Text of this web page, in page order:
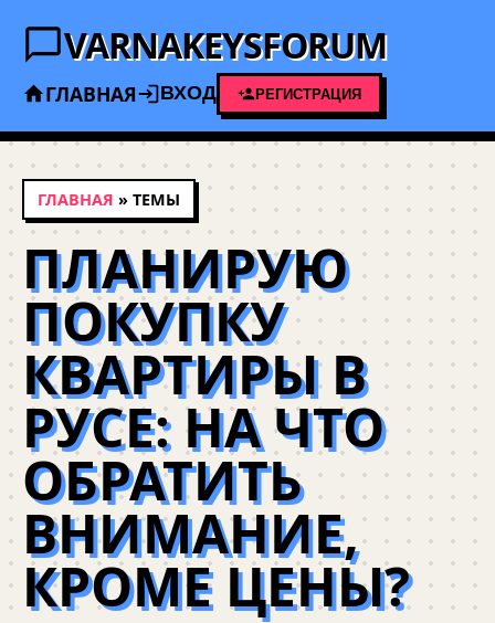
VARNAKEYSFORUM
ГЛАВНАЯ ВХОД РЕГИСТРАЦИЯ
ГЛАВНАЯ » ТЕМЫ
ПЛАНИРУЮ
ПОКУПКУ
КВАРТИРЫ В
РУСЕ: НА ЧТО
ОБРАТИТЬ
ВНИМАНИЕ,
КРОМЕ ЦЕНЫ?